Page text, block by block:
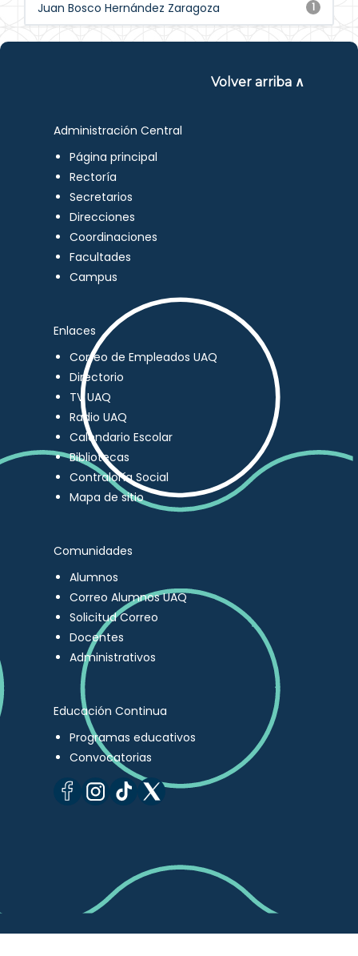
1
Juan Bosco Hernández Zaragoza
Volver arriba ∧
Administración Central
Página principal
Rectoría
Secretarios
Direcciones
Coordinaciones
Facultades
Campus
Enlaces
Correo de Empleados UAQ
Directorio
TV UAQ
Radio UAQ
Calendario Escolar
Bibliotecas
Contraloría Social
Mapa de sitio
Comunidades
Alumnos
Correo Alumnos UAQ
Solicitud Correo
Docentes
Administrativos
Educación Continua
Programas educativos
Convocatorias